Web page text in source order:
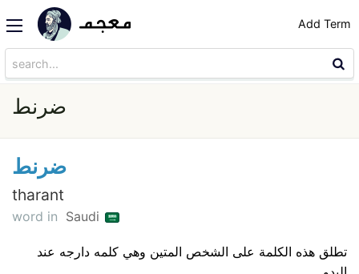
Add Term
ضرنط
ضرنط
tharant
word in Saudi
تطلق هذه الكلمة على الشخص المتين وهي كلمه دارجه عند